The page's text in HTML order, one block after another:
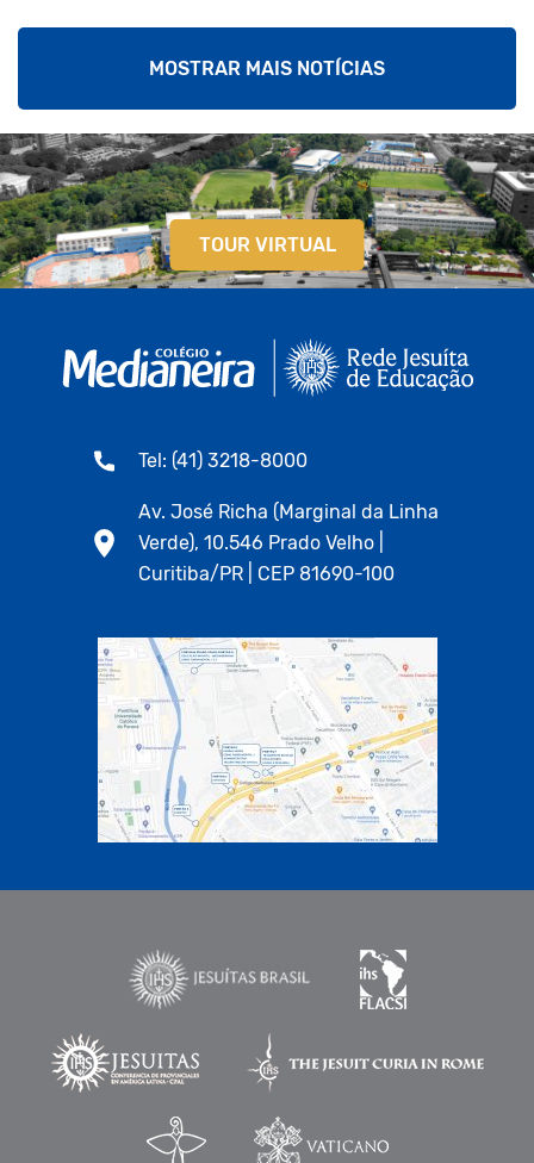
MOSTRAR MAIS NOTÍCIAS
TOUR VIRTUAL
Tel: (41) 3218-8000
Av. José Richa (Marginal da Linha
Verde), 10.546 Prado Velho |
Curitiba/PR | CEP 81690-100